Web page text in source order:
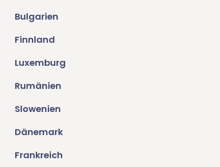
Bulgarien
Finnland
Luxemburg
Rumänien
Slowenien
Dänemark
Frankreich